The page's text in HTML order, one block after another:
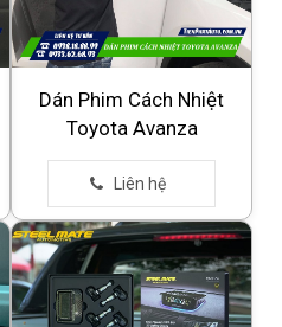
Dán Phim Cách Nhiệt
Toyota Avanza